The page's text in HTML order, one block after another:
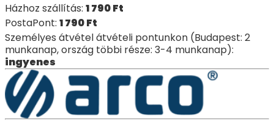
Házhoz szállítás: 1 790Ft
PostaPont: 1 790Ft
Személyes átvétel átvételi pontunkon (Budapest: 2
munkanap, ország többi része: 3-4 munkanap):
ingyenes